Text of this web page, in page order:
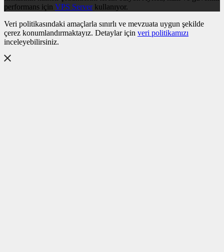
performans için VPS Serverkullanıyor.
Veri politikasındaki amaçlarla sınırlı ve mevzuata uygun şekilde
çerez konumlandırmaktayız. Detaylar için veri politikamızı
inceleyebilirsiniz.